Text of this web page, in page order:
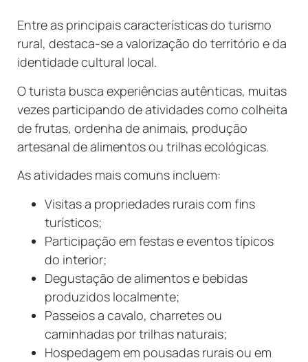
Entre as principais características do turismo
rural, destaca-se a valorização do território e da
identidade cultural local.
O turista busca experiências autênticas, muitas
vezes participando de atividades como colheita
de frutas, ordenha de animais, produção
artesanal de alimentos ou trilhas ecológicas.
As atividades mais comuns incluem:
Visitas a propriedades rurais com fins
turísticos;
Participação em festas e eventos típicos
do interior;
Degustação de alimentos e bebidas
produzidos localmente;
Passeios a cavalo, charretes ou
caminhadas por trilhas naturais;
Hospedagem em pousadas rurais ou em